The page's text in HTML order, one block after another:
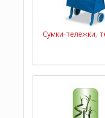
Сумки-тележки,